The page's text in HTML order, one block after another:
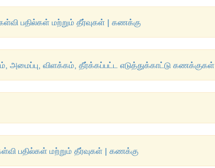
பதில்கள் மற்றும் தீர்வுகள் | கணக்கு
அமைப்பு, விளக்கம், தீர்க்கப்பட்ட எடுத்துக்காட்டு கணக்குகள்
பதில்கள் மற்றும் தீர்வுகள் | கணக்கு